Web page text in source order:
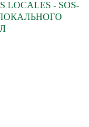
LOCALES - SOS-